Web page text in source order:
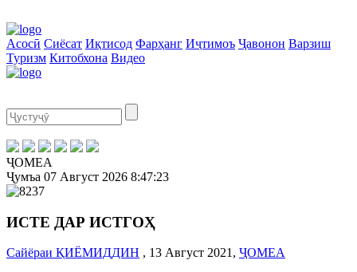
Асосӣ Сиёсат Иқтисод Фарҳанг Иҷтимоъ Ҷавонон Варзиш
Туризм Китобхона Видео
ҶОМЕА
Ҷумъа 07 Август 2026 8:47:23
ИСТЕ ДАР ИСТГОҲ
Сайёраи ҚИЁМИДДИН , 13 Август 2021, ҶОМЕА